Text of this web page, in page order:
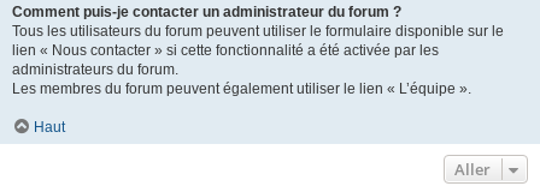
Comment puis-je contacter un administrateur du forum ?
Tous les utilisateurs du forum peuvent utiliser le formulaire disponible sur le
lien « Nous contacter » si cette fonctionnalité a été activée par les
administrateurs du forum.
Les membres du forum peuvent également utiliser le lien « L’équipe ».
Haut
Aller